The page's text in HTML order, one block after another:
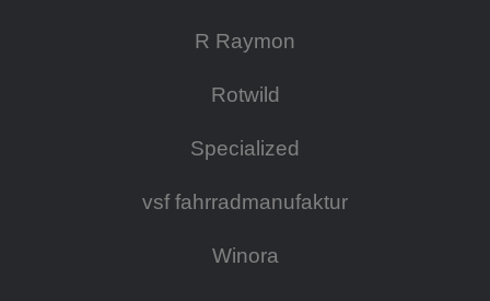
R Raymon
Rotwild
Specialized
vsf fahrradmanufaktur
Winora